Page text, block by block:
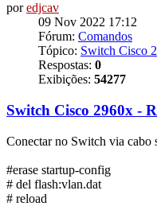
poredjcav
09 Nov 2022 17:12
Fórum: Comandos
Tópico: Switch Cisco
Respostas: 0
Exibições: 54277
Switch Cisco 2960x -
Conectar no Switch via cabo
#erase startup-config
# del flash:vlan.dat
# reload